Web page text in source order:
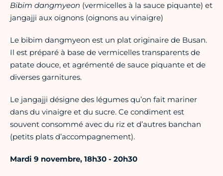
Bibim dangmyeon (vermicelles à la sauce piquante) et
jangajji aux oignons (oignons au vinaigre)
Le bibim dangmyeon est un plat originaire de Busan.
Il est préparé à base de vermicelles transparents de
patate douce, et agrémenté de sauce piquante et de
diverses garnitures.
Le jangajji désigne des légumes qu’on fait mariner
dans du vinaigre et du sucre. Ce condiment est
souvent consommé avec du riz et d’autres banchan
(petits plats d’accompagnement).
Mardi 9 novembre, 18h30 - 20h30